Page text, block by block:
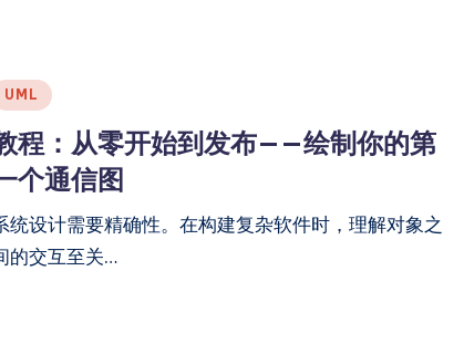
UML
程：从零开始到发布——绘制你的第
个通信图
统设计需要精确性。在构建复杂软件时，理解对象之
的交互至关…